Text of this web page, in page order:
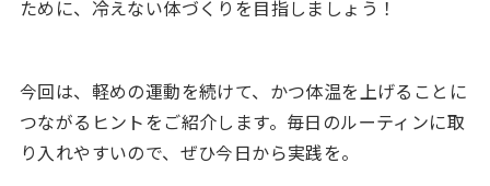
ために、冷えない体づくりを目指しましょう！
今回は、軽めの運動を続けて、かつ体温を上げることに
つながるヒントをご紹介します。毎日のルーティンに取
り入れやすいので、ぜひ今日から実践を。